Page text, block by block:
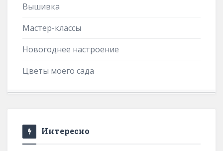
Вышивка
Мастер-классы
Новогоднее настроение
Цветы моего сада
Интересно